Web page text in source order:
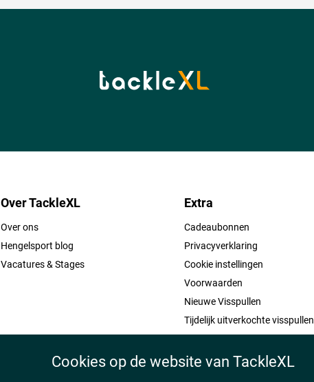
Over TackleXL
Over ons
Hengelsport blog
Vacatures & Stages
Extra
Cadeaubonnen
Privacyverklaring
Cookie instellingen
Voorwaarden
Nieuwe Visspullen
Tijdelijk uitverkochte visspullen
Cookies op de website van TackleXL